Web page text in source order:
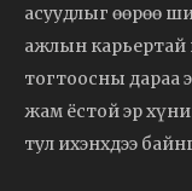
асуудлыг өөрөө
ажлын карьертай
тогтоосны дараа
жам ёстой эр
тул ихэнхдээ